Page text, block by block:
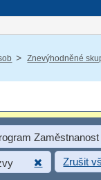
/ Znevýhodněné
Zaměstnanost
Zrušit